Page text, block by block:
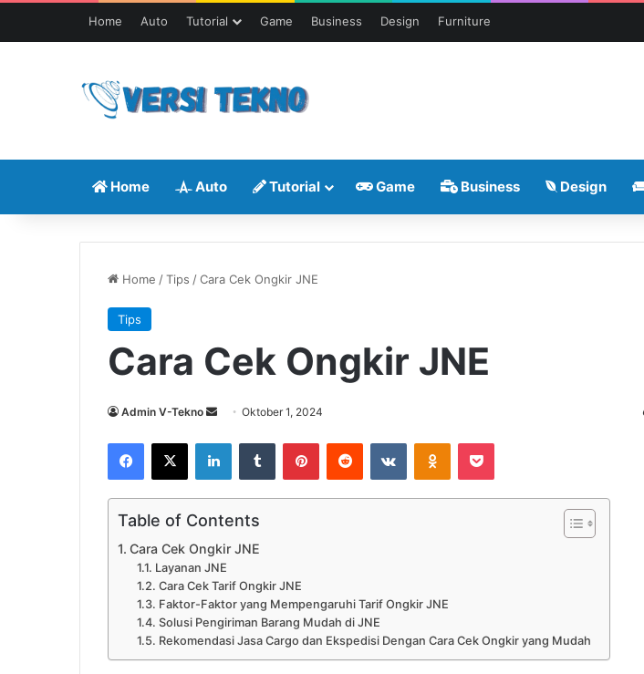
Home Auto Tutorial Game Business Design Furniture
Home Auto Tutorial Game Business Design
Home /Tips /Cara Cek Ongkir JNE
Tips
Cara Cek Ongkir JNE
Admin V-Tekno
SendOktober 1, 2024
Facebook
X LinkedInTumblr PinterestReddit VKontakteOdnoklassniki
Pocket
Table of Contents
Cara Cek Ongkir JNE
Layanan JNE
Cara Cek Tarif Ongkir JNE
Faktor-Faktor yang Mempengaruhi Tarif Ongkir JNE
Solusi Pengiriman Barang Mudah di JNE
Rekomendasi Jasa Cargo dan Ekspedisi Dengan Cara Cek Ongkir yang Mudah